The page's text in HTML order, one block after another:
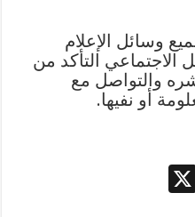
وسائل الإعلام
التأكد من
والتواصل مع
أو نفيها.